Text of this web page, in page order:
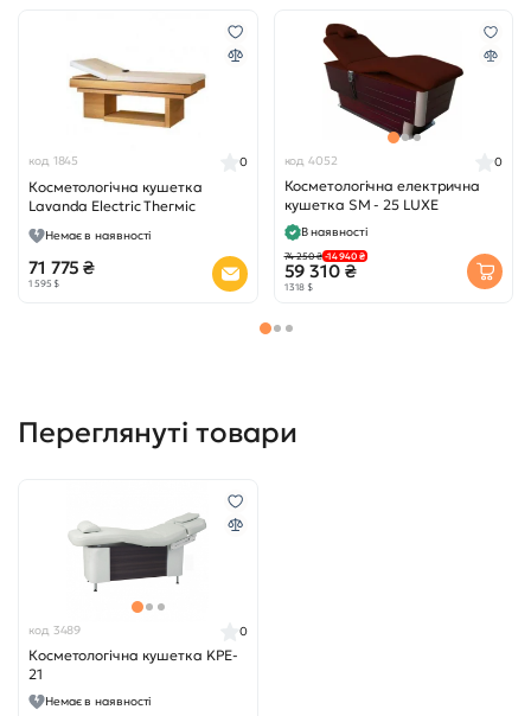
код 1845
Косметологічна кушетка
Lavanda Electric Тһегміс
0
Немає в наявності
71 775 ₴
1 595 $
код 4052
Косметологічна електрична
кушетка SM - 25 LUXE
0
В наявності
74 250 ₴ -14 940 ₴
59 310 ₴
1 318 $
Переглянуті товари
код 3489
Косметологічна кушетка KPE-
21
0
Немає в наявності